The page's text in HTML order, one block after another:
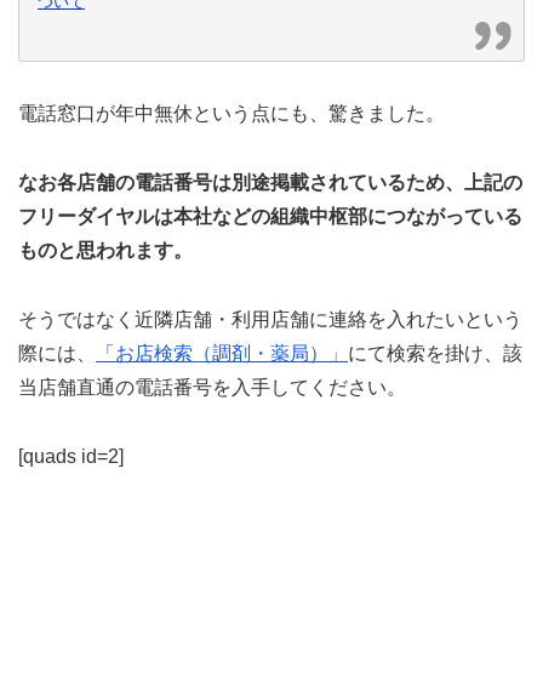
電話窓口が年中無休という点にも、驚きました。
なお各店舗の電話番号は別途掲載されているため、上記の
フリーダイヤルは本社などの組織中枢部につながっている
ものと思われます。
そうではなく近隣店舗・利用店舗に連絡を入れたいという
際には、
「お店検索（調剤・薬局）」 にて検索を掛け、該
当店舗直通の電話番号を入手してください。
[quads id=2]